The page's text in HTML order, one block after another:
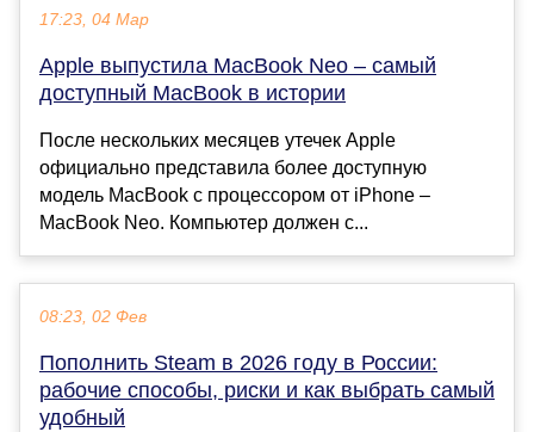
17:23, 04 Мар
Apple выпустила MacBook Neo – самый
доступный MacBook в истории
После нескольких месяцев утечек Apple
официально представила более доступную
модель MacBook с процессором от iPhone –
MacBook Neo. Компьютер должен с...
08:23, 02 Фев
Пополнить Steam в 2026 году в России:
рабочие способы, риски и как выбрать самый
удобный